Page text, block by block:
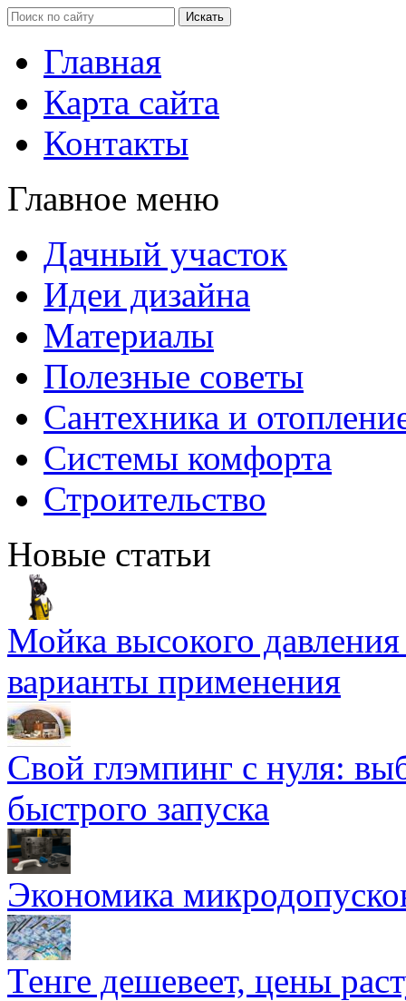
Главная
Карта сайта
Контакты
Главное меню
Дачный участок
Идеи дизайна
Материалы
Полезные советы
Сантехника и
Системы комфорта
Строительство
Новые статьи
Мойка высокого
варианты применения
Свой глэмпинг с нуля:
быстрого запуска
Экономика
Тенге дешевеет, цены